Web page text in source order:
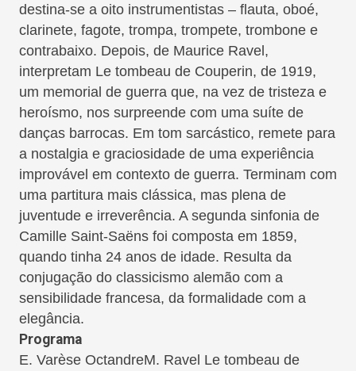
destina-se a oito instrumentistas – flauta, oboé,
clarinete, fagote, trompa, trompete, trombone e
contrabaixo. Depois, de Maurice Ravel,
interpretam Le tombeau de Couperin, de 1919,
um memorial de guerra que, na vez de tristeza e
heroísmo, nos surpreende com uma suíte de
danças barrocas. Em tom sarcástico, remete para
a nostalgia e graciosidade de uma experiência
improvável em contexto de guerra. Terminam com
uma partitura mais clássica, mas plena de
juventude e irreverência. A segunda sinfonia de
Camille Saint-Saëns foi composta em 1859,
quando tinha 24 anos de idade. Resulta da
conjugação do classicismo alemão com a
sensibilidade francesa, da formalidade com a
elegância.
Programa
E. Varèse OctandreM. Ravel Le tombeau de